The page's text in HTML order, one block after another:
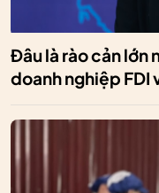
Đâu là rào cản lớn
doanh nghiệp FDI